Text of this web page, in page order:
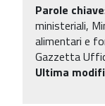
Parole chiave:
ministeriali,
alimentari e
Gazzetta
Ultima